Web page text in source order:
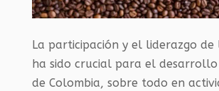
La participación y el liderazgo de
ha sido crucial para el desarrollo
de Colombia, sobre todo en